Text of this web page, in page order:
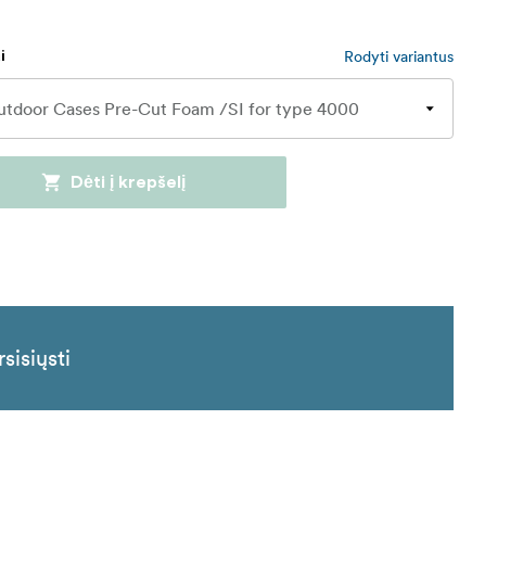
Rodyti variantus
Dėti į krepšelį